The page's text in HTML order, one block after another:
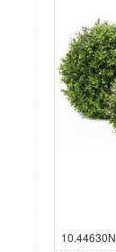
10.44630N